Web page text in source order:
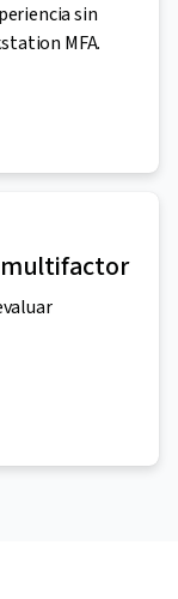
sin
MFA.
multifactor